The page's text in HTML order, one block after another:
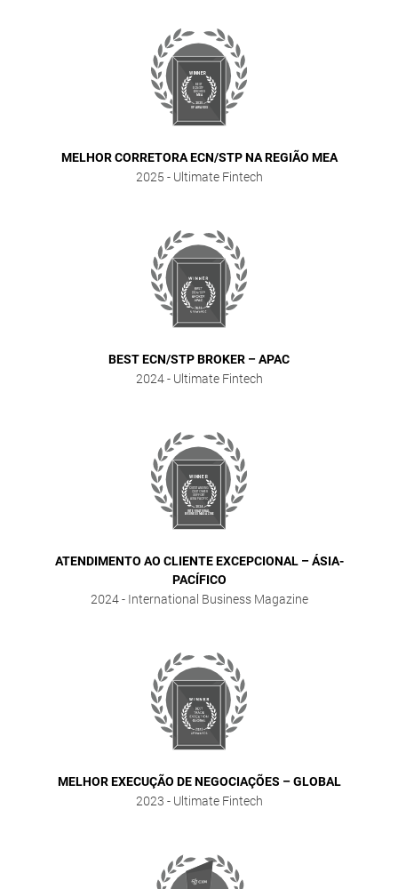
MELHOR CORRETORA ECN/STP NA REGIÃO MEA
2025 - Ultimate Fintech
BEST ECN/STP BROKER – APAC
2024- Ultimate Fintech
ATENDIMENTO AO CLIENTE EXCEPCIONAL – ÁSIA-
PACÍFICO
2024- International Business Magazine
MELHOR EXECUÇÃO DE NEGOCIAÇÕES – GLOBAL
2023 - Ultimate Fintech